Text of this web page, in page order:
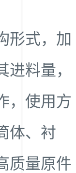
形式，加
料量，
，使用方
体、衬
质量原件